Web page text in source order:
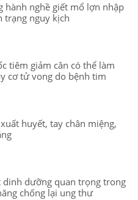
hành nghề giết mổ lợn nhập
trạng nguy kịch
tiêm giảm cân có thể làm
cơ tử vong do bệnh tim
huyết, tay chân miệng,
dinh dưỡng quan trọng trong
chống lại ung thư